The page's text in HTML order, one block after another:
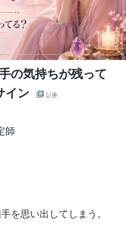
の気持ちが残って
イン
記事
師
を思い出してしまう。